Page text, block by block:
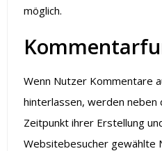
möglich.
Wenn Nutzer Kommentare
hinterlassen, werden neben
Zeitpunkt ihrer Erstellung
Websitebesucher gewählte